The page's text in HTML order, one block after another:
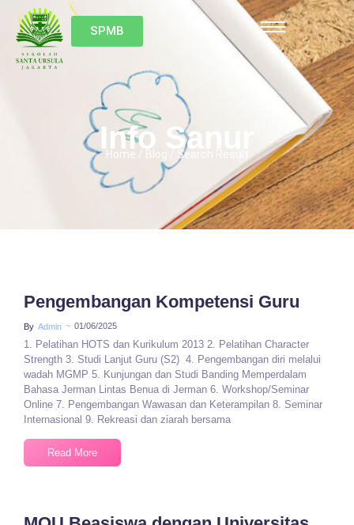
SPMB
Info Sanur
Home / Blog / Search Result
Pengembangan Kompetensi Guru
By Admin ~ 01/06/2025
1. Pelatihan HOTS dan Kurikulum 2013 2. Pelatihan Character
Strength 3. Studi Lanjut Guru (S2) 4. Pengembangan diri melalui
wadah MGMP 5. Kunjungan dan Studi Banding Memperdalam
Bahasa Jerman Lintas Benua di Jerman 6. Workshop/Seminar
Online 7. Pengembangan Wawasan dan Keterampilan 8. Seminar
Internasional 9. Rekreasi dan ziarah bersama
Read More